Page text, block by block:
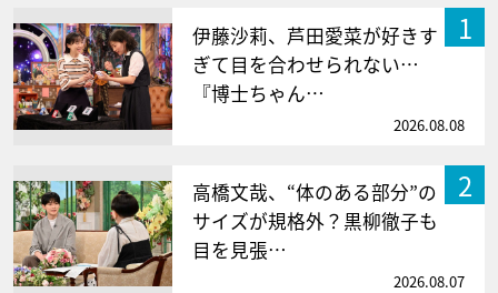
1
伊藤沙莉、芦田愛菜が好きす
ぎて目を合わせられない…
『博士ちゃん…
2026.08.08
2
高橋文哉、“体のある部分”の
サイズが規格外？黒柳徹子も
目を見張…
2026.08.07